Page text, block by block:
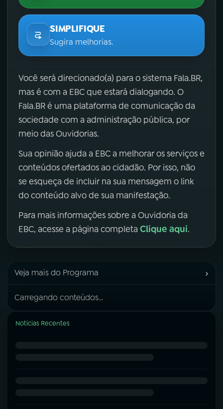
SIMPLIFIQUE
Sugira melhorias.
Você será direcionado(a) para o sistema Fala.BR,
mas é com a EBC que estará dialogando. O
Fala.BR é uma plataforma de comunicação da
sociedade com a administração pública, por
meio das Ouvidorias.
Sua opinião ajuda a EBC a melhorar os serviços e
conteúdos ofertados ao cidadão. Por isso, não
se esqueça de incluir na sua mensagem o link
do conteúdo alvo de sua manifestação.
Para mais informações sobre a Ouvidoria da
EBC, acesse a página completa Clique aqui.
Veja mais do Programa ›
Carregando conteúdos...
Notícias Recentes